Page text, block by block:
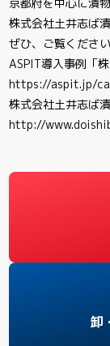
株式会社土井志ば
ぜひ、ご覧ください
ASPIT導入事例「
https://aspit.jp/
株式会社土井志ば
http://
卸